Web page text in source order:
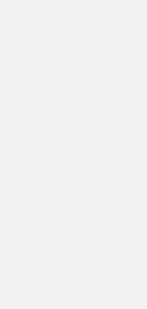
трендах для
мощностей.
сети:
ICMP: доступность —
для проверки связи
ли устройство, а
является ли причиной
в пути к нему, а
от OpManager до
а также